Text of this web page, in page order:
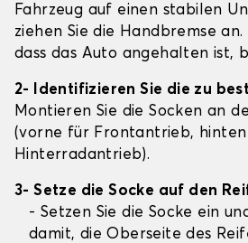
Fahrzeug auf einen stabilen
ziehen Sie die Handbremse an.
dass das Auto angehalten ist,
2- Identifizieren Sie die zu
Montieren Sie die Socken an
(vorne für Frontantrieb,
Hinterradantrieb).
3- Setze die Socke auf den
- Setzen Sie die Socke ein
damit, die Oberseite des